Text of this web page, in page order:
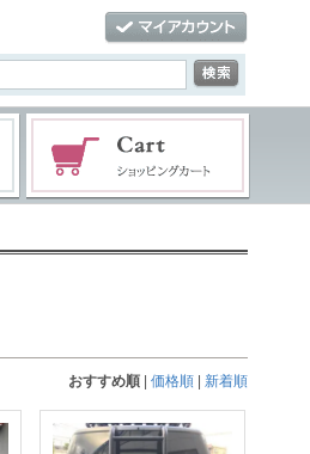
おすすめ順 価格順 新着順